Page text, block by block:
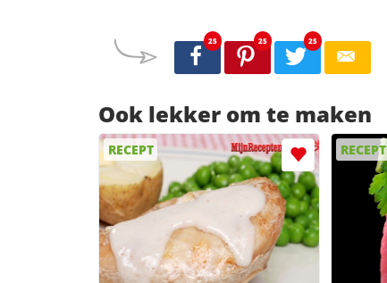
25 25 25
Ook lekker om te maken
RECEPT RECEPT